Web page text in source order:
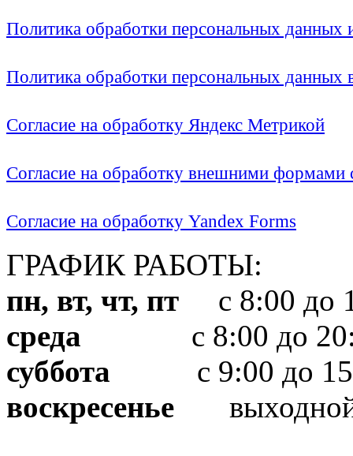
Политика обработки персональных
Политика обработки персональных
Согласие на обработку Яндекс Метрикой
Согласие на обработку внешними формами
Согласие на обработку Yandex Forms
ГРАФИК РАБОТЫ:
пн, вт, чт, пт с 8:00 до
среда с 8:00 до
суббота с 9:00 до
воскресенье